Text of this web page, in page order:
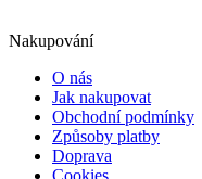
Nakupování
O nás
Jak nakupovat
Obchodní podmínky
Způsoby platby
Doprava
Cookies